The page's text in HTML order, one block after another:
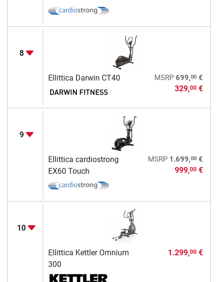
8
Ellittica Darwin CT40 MSRP 699,00€
329,00€
9
Ellittica cardiostrong
EX60 Touch
MSRP 1.699,00€
999,00€
10
Ellittica Kettler Omnium
300
1.299,00€